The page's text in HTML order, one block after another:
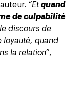
“Etquand
de culpabilité
discours de
loyauté, quand
la relation”,